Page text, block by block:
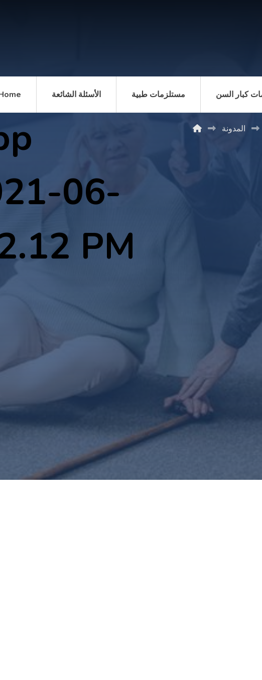
الأسئلة الشائعة مستلزمات طبية كبار السن
06-
PM
المدونة